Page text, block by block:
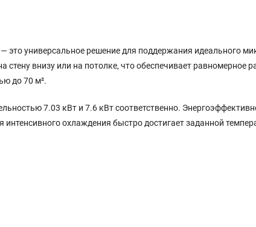
это универсальное решение для поддержания идеального
внизу или на потолке, что обеспечивает равномерное
до 70 м².
7.03 кВт и 7.6 кВт соответственно.
охлаждения быстро достигает заданной